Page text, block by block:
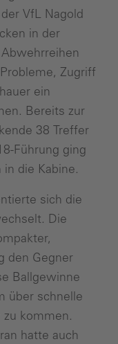
VfL Nagold
in der
Zugriff
ein
Bereits zur
38 Treffer
Führung ging
die Kabine.
sich die
Die
den Gegner
Ballgewinne
über schnelle
zu kommen.
hatte auch